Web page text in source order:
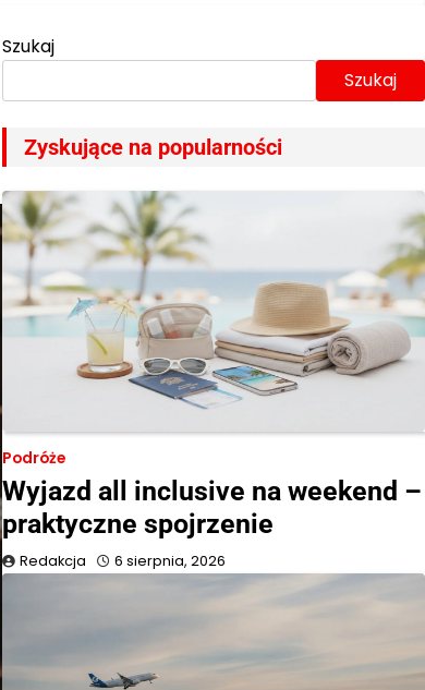
Szukaj
Szukaj
Zyskujące na popularności
Podróże
Wyjazd all inclusive na weekend –
praktyczne spojrzenie
Redakcja 6 sierpnia, 2026